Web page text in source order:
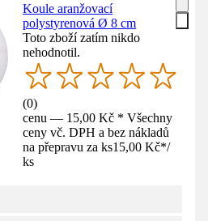
Koule aranžovací
polystyrenová Ø 8 cm
Toto zboží zatím nikdo
nehodnotil.
(0)
cenu — 15,00 Kč * Všechny
ceny vč. DPH a bez nákladů
na přepravu za ks15,00 Kč*/
ks